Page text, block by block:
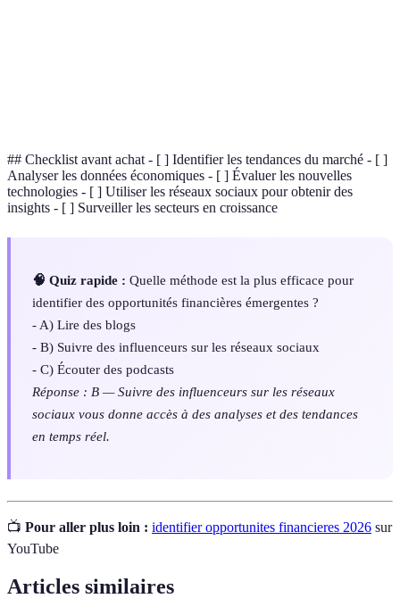
## Checklist avant achat - [ ] Identifier les tendances du marché - [ ]
Analyser les données économiques - [ ] Évaluer les nouvelles
technologies - [ ] Utiliser les réseaux sociaux pour obtenir des
insights - [ ] Surveiller les secteurs en croissance
🧠 Quiz rapide : Quelle méthode est la plus efficace pour
identifier des opportunités financières émergentes ?
- A) Lire des blogs
- B) Suivre des influenceurs sur les réseaux sociaux
- C) Écouter des podcasts
Réponse : B — Suivre des influenceurs sur les réseaux
sociaux vous donne accès à des analyses et des tendances
en temps réel.
📺 Pour aller plus loin : identifier opportunites financieres 2026 sur
YouTube
Articles similaires